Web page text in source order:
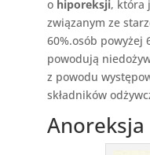
o hiporeksji, która
związanym ze
60%.osób powyżej
powodują
z powodu
składników